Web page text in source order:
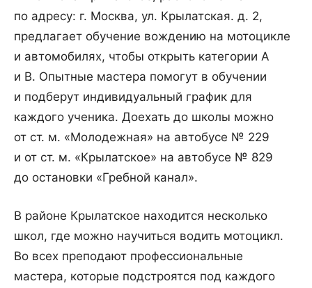
по адресу: г. Москва, ул. Крылатская. д. 2,
предлагает обучение вождению на мотоцикле
и автомобилях, чтобы открыть категории А
и В. Опытные мастера помогут в обучении
и подберут индивидуальный график для
каждого ученика. Доехать до школы можно
от ст. м. «Молодежная» на автобусе № 229
и от ст. м. «Крылатское» на автобусе № 829
до остановки «Гребной канал».
В районе Крылатское находится несколько
школ, где можно научиться водить мотоцикл.
Во всех преподают профессиональные
мастера, которые подстроятся под каждого